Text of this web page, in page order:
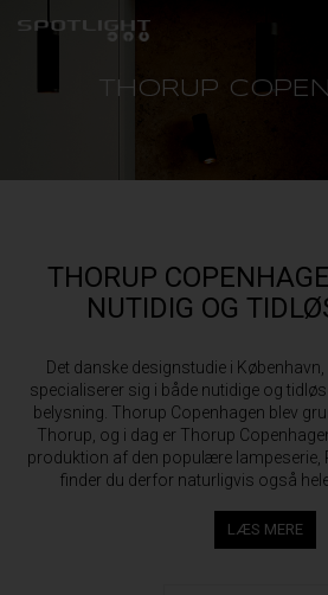
THORUP
THORUP
NUTIDIG OG
Det danske designstudie i
specialiserer sig i både nutidige og
belysning. Thorup Copenhagen blev
Thorup, og i dag er Thorup
produktion af den populære lampeserie,
finder du derfor naturligvis også
LÆS MERE